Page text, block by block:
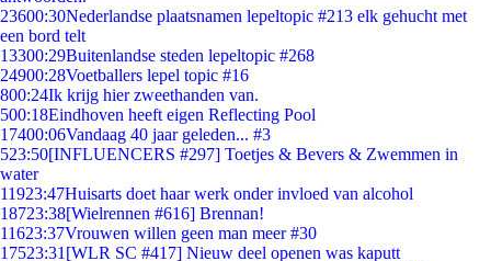
23600:30Nederlandse plaatsnamen lepeltopic #213 elk gehucht met
een bord telt
13300:29Buitenlandse steden lepeltopic #268
24900:28Voetballers lepel topic #16
800:24Ik krijg hier zweethanden van.
500:18Eindhoven heeft eigen Reflecting Pool
17400:06Vandaag 40 jaar geleden... #3
523:50[INFLUENCERS #297] Toetjes & Bevers & Zwemmen in
water
11923:47Huisarts doet haar werk onder invloed van alcohol
18723:38[Wielrennen #616] Brennan!
11623:37Vrouwen willen geen man meer #30
17523:31 [WLR SC #417] Nieuw deel openen was kaputt